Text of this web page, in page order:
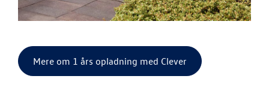
Mere om 1 års opladning med Clever